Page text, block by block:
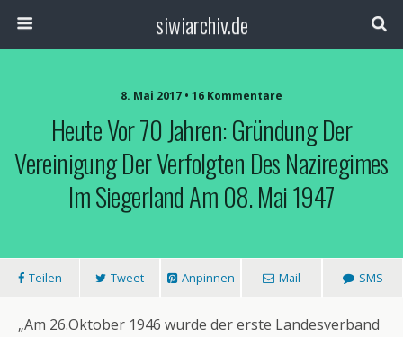
siwiarchiv.de
8. Mai 2017 • 16 Kommentare
Heute Vor 70 Jahren: Gründung Der
Vereinigung Der Verfolgten Des Naziregimes
Im Siegerland Am 08. Mai 1947
Teilen Tweet Anpinnen Mail SMS
„Am 26.Oktober 1946 wurde der erste Landesverband